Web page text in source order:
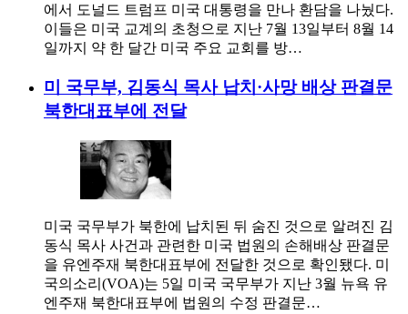
에서 도널드 트럼프 미국 대통령을 만나 환담을 나눴다.
이들은 미국 교계의 초청으로 지난 7월 13일부터 8월 14
일까지 약 한 달간 미국 주요 교회를 방…
미 국무부, 김동식 목사 납치·사망 배상 판결문
북한대표부에 전달
미국 국무부가 북한에 납치된 뒤 숨진 것으로 알려진 김
동식 목사 사건과 관련한 미국 법원의 손해배상 판결문
을 유엔주재 북한대표부에 전달한 것으로 확인됐다. 미
국의소리(VOA)는 5일 미국 국무부가 지난 3월 뉴욕 유
엔주재 북한대표부에 법원의 수정 판결문…